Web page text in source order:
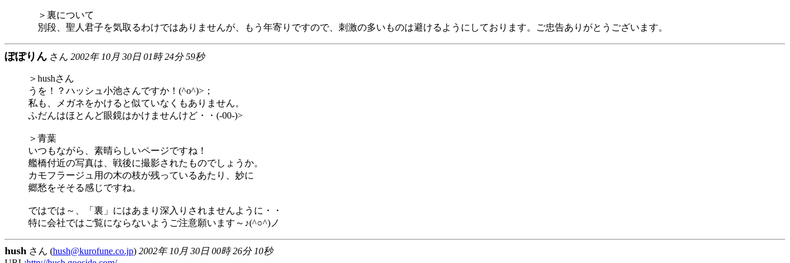
＞裏について
別段、聖人君子を気取るわけではありませんが、もう年寄りですので、刺激の多いものは避けるようにしております。ご忠告ありがとうございます。
ぽぽりん さん 2002年 10月 30日 01時 24分 59秒
＞hushさん
うを！？ハッシュ小池さんですか！(^o^)>；
私も、メガネをかけると似ていなくもありません。
ふだんはほとんど眼鏡はかけませんけど・・(-00-)>
＞青葉
いつもながら、素晴らしいページですね！
艦橋付近の写真は、戦後に撮影されたものでしょうか。
カモフラージュ用の木の枝が残っているあたり、妙に
郷愁をそそる感じですね。
ではでは～、「裏」にはあまり深入りされませんように・・
特に会社ではご覧にならないようご注意願います～♪(^○^)ノ
hush さん (hush@kurofune.co.jp) 2002年 10月 30日 00時 26分 10秒